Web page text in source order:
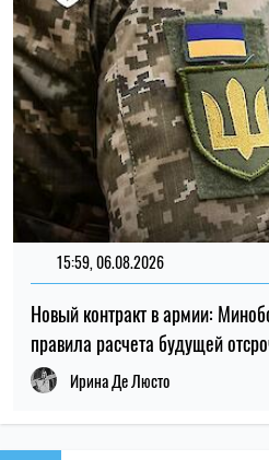
ПОСЛЕДНИЕ НОВОСТИ
20:00
09.08.26
Фольга и пищевая
опасны: какие
заворачивать
Яйца лопаются
назвали главные
как их избежать
19:00
09.08.26
Почему мужчины
объяснила, что